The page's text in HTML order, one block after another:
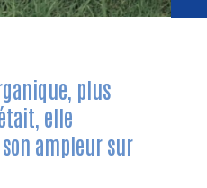
plus
elle
ampleur sur